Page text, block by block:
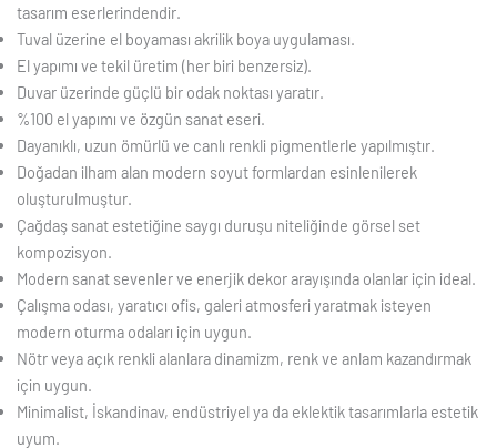
tasarım eserlerindendir.
Tuval üzerine el boyaması akrilik boya uygulaması.
El yapımı ve tekil üretim (her biri benzersiz).
Duvar üzerinde güçlü bir odak noktası yaratır.
%100 el yapımı ve özgün sanat eseri.
Dayanıklı, uzun ömürlü ve canlı renkli pigmentlerle yapılmıştır.
Doğadan ilham alan modern soyut formlardan esinlenilerek
oluşturulmuştur.
Çağdaş sanat estetiğine saygı duruşu niteliğinde görsel set
kompozisyon.
Modern sanat sevenler ve enerjik dekor arayışında olanlar için ideal.
Çalışma odası, yaratıcı ofis, galeri atmosferi yaratmak isteyen
modern oturma odaları için uygun.
Nötr veya açık renkli alanlara dinamizm, renk ve anlam kazandırmak
için uygun.
Minimalist, İskandinav, endüstriyel ya da eklektik tasarımlarla estetik
uyum.